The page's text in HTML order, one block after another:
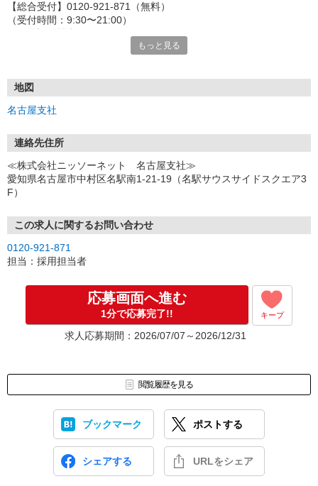
【総合受付】0120-921-871（無料）
（受付時間：9:30〜21:00）
「e-aidemを見て」とお伝えいただけるとスムーズです。
◎応募フォームからのご応募は24時間受付中です！
（2）面談・登録の実施
ご都合のよいお日にちをお聞かせください。
↓
（3）選考・お仕事のご案内
↓
（4）就業開始
能です。
もっと見る
地図
名古屋支社
連絡先住所
≪株式会社ニッソーネット 名古屋支社≫
愛知県名古屋市中村区名駅南1-21-19（名駅サウスサイドスクエア3
F）
この求人に関するお問い合わせ
0120-921-871
担当：採用担当者
応募画面へ進む
1分で応募完了!! キープ
求人応募期間：2026/07/07～2026/12/31
閲覧履歴を見る
ブックマーク ポストする
シェアする URLをシェア